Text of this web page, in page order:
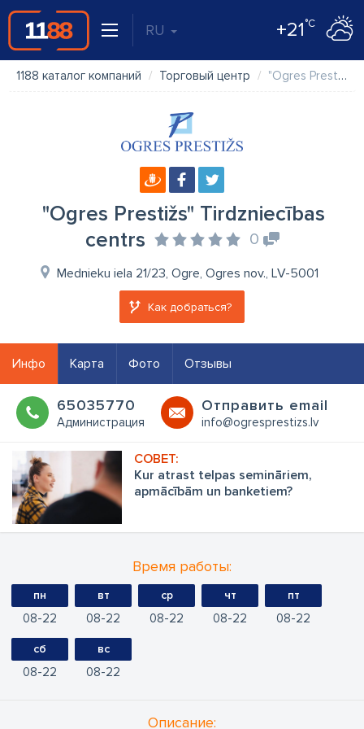
RU +21°C
1188 каталог компаний Торговый центр "Ogres Prestižs" Tirdzniecības centrs
"Ogres Prestižs" Tirdzniecības
centrs
0
Mednieku iela 21/23, Ogre, Ogres nov., LV-5001
Как добраться?
Инфо Карта Фото Отзывы
65035770
Администрация
Oтправить email
info@ogresprestizs.lv
Kur atrast telpas semināriem,
apmācībām un banketiem?
Время работы:
пн
08 22
вт
08 22
ср
08 22
чт
08 22
пт
08 22
сб
08 22
вс
08 22
Oписание: